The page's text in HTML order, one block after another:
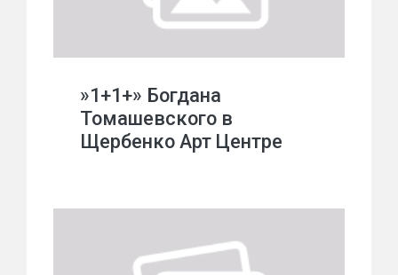
»1+1+» Богдана
Томашевского в
Щербенко Арт Центре